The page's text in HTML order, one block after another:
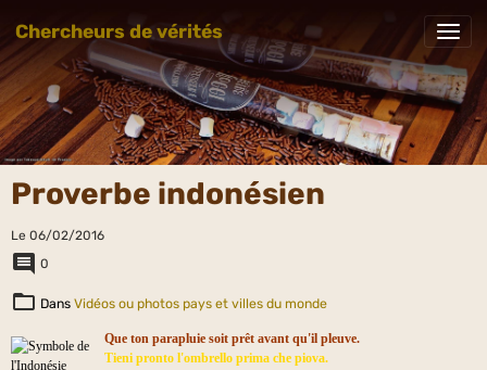
Chercheurs de vérités
Proverbe indonésien
Le 06/02/2016
0
Dans Vidéos ou photos pays et villes du monde
Que ton parapluie soit prêt avant qu'il pleuve.
Tieni pronto l'ombrello prima che piova.